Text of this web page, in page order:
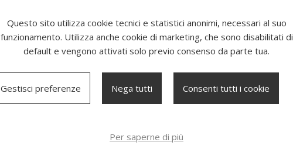
New New
Questo sito utilizza cookie tecnici e statistici anonimi, necessari al suo
funzionamento. Utilizza anche cookie di marketing, che sono disabilitati di
default e vengono attivati solo previo consenso da parte tua.
Gestisci preferenze Nega tutti Consenti tutti i cookie
Per saperne di più